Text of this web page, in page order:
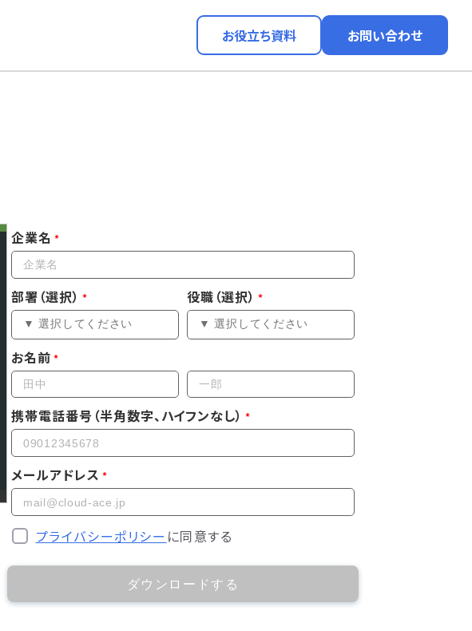
お役立ち資料 お問い合わせ
企業名
部署（選択） 役職（選択）
お名前
携帯電話番号（半角数字、ハイフンなし）
メールアドレス
プライバシーポリシー に同意する
ダウンロードする